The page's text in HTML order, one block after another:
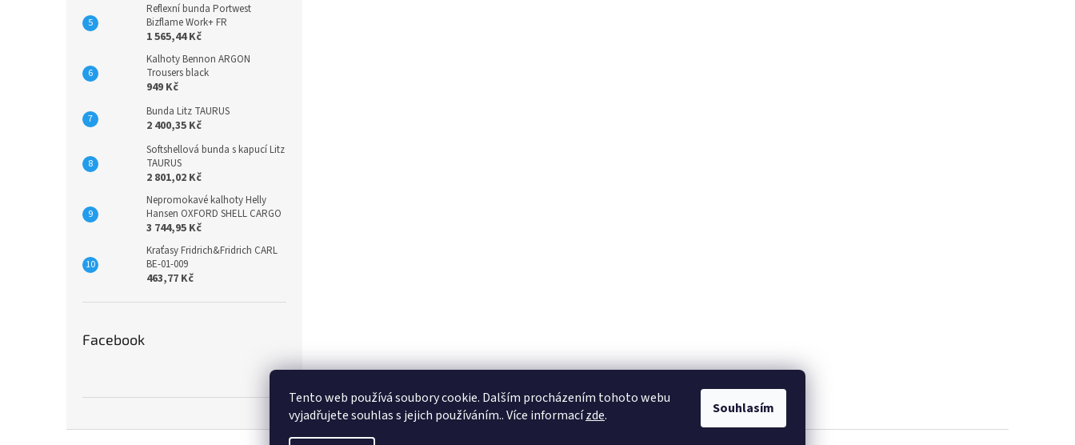
Tento web používá soubory cookie. Dalším procházením tohoto webu
vyjadřujete souhlas s jejich používáním.. Více informacízde. Souhlasím
Reflexní bunda Portwest
Bizflame Work+ FR
1 565,44 Kč
Kalhoty Bennon ARGON
Trousers black
949 Kč
Bunda Litz TAURUS
2 400,35 Kč
Softshellová bunda s kapucí Litz
TAURUS
2 801,02 Kč
Nepromokavé kalhoty Helly
Hansen OXFORD SHELL CARGO
3 744,95 Kč
Kraťasy Fridrich&Fridrich CARL
BE-01-009
463,77 Kč
Facebook